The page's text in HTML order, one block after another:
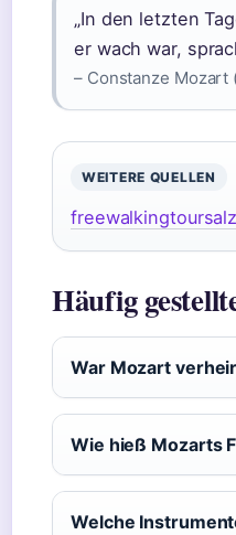
„In den letzten
er wach war,
– Constanze Mozart
WEITERE QUELLEN
Häufig
War Mozart
Wie hieß Mozarts
Welche